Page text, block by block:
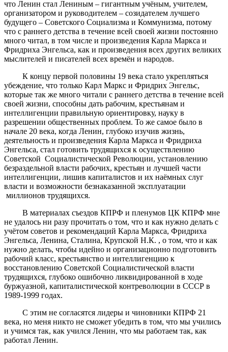
что Ленин стал Лениным – гигантным учёным, учителем,
организатором и руководителем – созидателем лучшего
будущего – Советского Социализма и Коммунизма, потому
что с раннего детства в течение всей своей жизни постоянно
много читал, в том числе и произведения Карла Маркса и
Фридриха Энгельса, как и произведения всех других великих
мыслителей и писателей всех времён и народов.
К концу первой половины 19 века стало укрепляться
убеждение, что только Карл Маркс и Фридрих Энгельс,
которые так же много читали с раннего детства в течение всей
своей жизни, способны дать рабочим, крестьянам и
интеллигенции правильную ориентировку, науку в
разрешении общественных проблем. То же самое было в
начале 20 века, когда Ленин, глубоко изучив жизнь,
деятельность и произведения Карла Маркса и Фридриха
Энгельса, стал готовить трудящихся к осуществлению
Советской Социалистической Революции, установлению
безраздельной власти рабочих, крестьян и лучшей части
интеллигенции, лишив капиталистов и их наёмных слуг
власти и возможности безнаказанной эксплуатации
миллионов трудящихся.
В материалах съездов КПРФ и пленумов ЦК КПРФ мне
не удалось ни разу прочитать о том, что и как нужно делать с
учётом советов и рекомендаций Карла Маркса, Фридриха
Энгельса, Ленина, Сталина, Крупской Н.К. , о том, что и как
нужно делать, чтобы идейно и организационно подготовить
рабочий класс, крестьянство и интеллигенцию к
восстановлению Советской Социалистической власти
трудящихся, глубоко ошибочно ликвидированной в ходе
буржуазной, капиталистической контреволюции в СССР в
1989-1999 годах.
С этим не согласятся лидеры и чиновники КПРФ 21
века, но меня никто не сможет убедить в том, что мы учились
и учимся так, как учился Ленин, что мы работаем так, как
работал Ленин.